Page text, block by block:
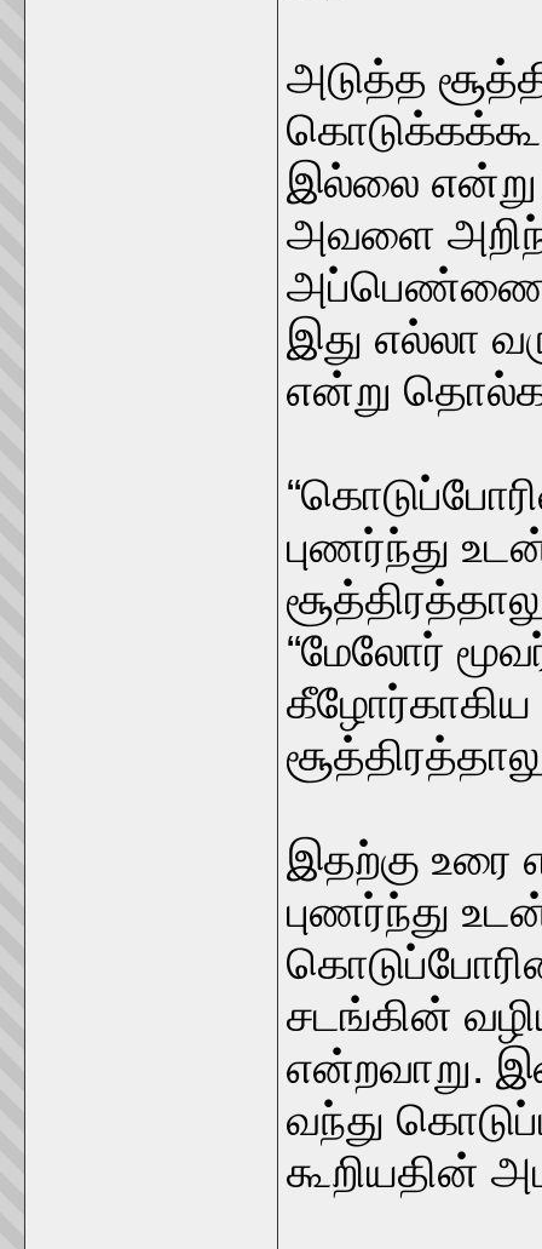
அடுத்த
இல்லை என்று
அவளை
அப்பெண்ணைக்
இது எல்லா
என்று
புணர்ந்து
“மேலோர்
இதற்கு உரை
புணர்ந்து
சடங்கின்
என்றவாறு.
வந்து
கூறியதின்